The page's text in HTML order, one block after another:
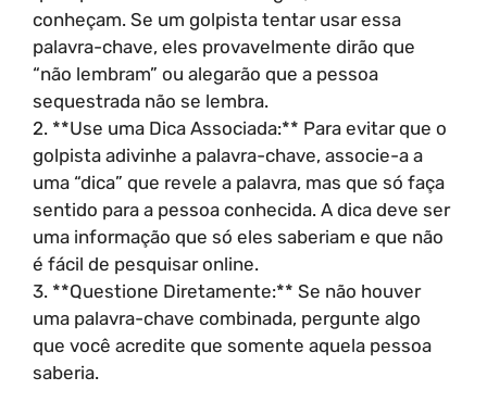
conheçam. Se um golpista tentar usar essa
palavra-chave, eles provavelmente dirão que
“não lembram” ou alegarão que a pessoa
sequestrada não se lembra.
2. **Use uma Dica Associada:** Para evitar que o
golpista adivinhe a palavra-chave, associe-a a
uma “dica” que revele a palavra, mas que só faça
sentido para a pessoa conhecida. A dica deve ser
uma informação que só eles saberiam e que não
é fácil de pesquisar online.
3. **Questione Diretamente:** Se não houver
uma palavra-chave combinada, pergunte algo
que você acredite que somente aquela pessoa
saberia.